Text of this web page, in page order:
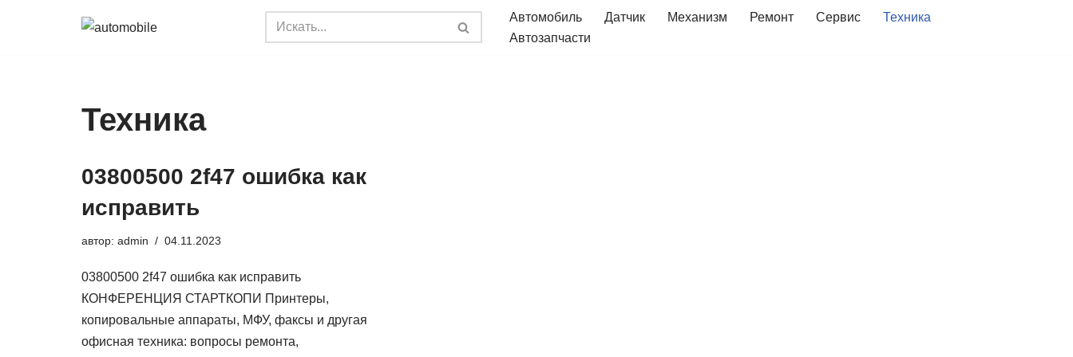
Автомобиль Датчик Механизм Ремонт Сервис
Техника
Автозапчасти
Техника
03800500 2f47 ошибка как
исправить
автор: admin 04.11.2023
03800500 2f47 ошибка как исправить
КОНФЕРЕНЦИЯ СТАРТКОПИ Принтеры,
копировальные аппараты, МФУ, факсы и другая
офисная техника: вопросы ремонта,